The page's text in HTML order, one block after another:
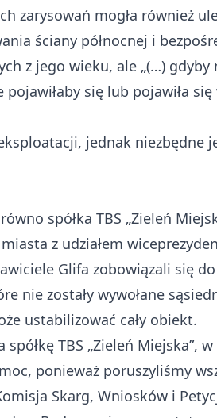
zarysowań mogła również
ściany północnej i
z jego wieku, ale „(…) gdyby
się lub pojawiła
jednak niezbędne
spółka TBS „Zieleń
z udziałem
Glifa zobowiązali się
nie zostały wywołane
ustabilizować cały obiekt.
TBS „Zieleń Miejska”,
ponieważ poruszyliśmy
Skarg, Wniosków i